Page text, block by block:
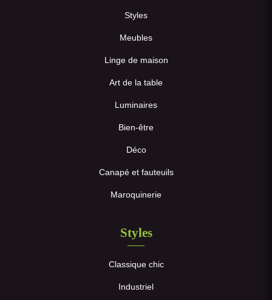
Styles
Meubles
Linge de maison
Art de la table
Luminaires
Bien-être
Déco
Canapé et fauteuils
Maroquinerie
Styles
Classique chic
Industriel